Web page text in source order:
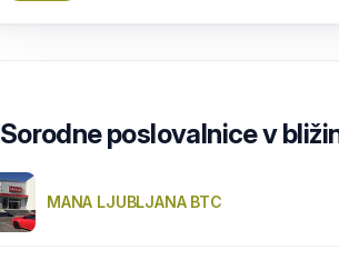
Sorodne poslovalnice v
MANA LJUBLJANA BTC